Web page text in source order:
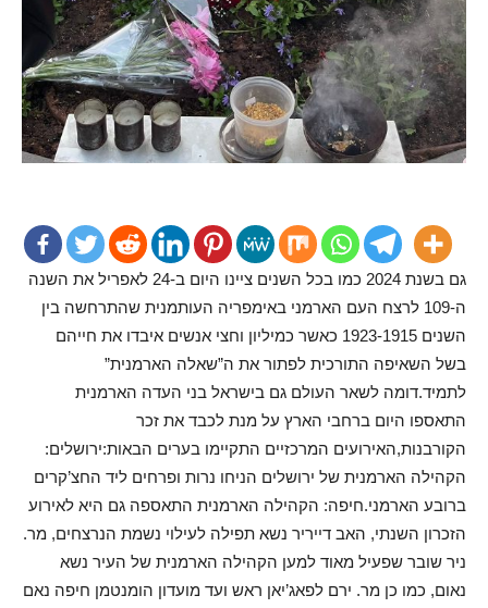
גם בשנת 2024 כמו בכל השנים ציינו היום ב-24 לאפריל את השנה
ה-109 לרצח העם הארמני באימפריה העותמנית שהתרחשה בין
השנים 1923-1915 כאשר כמיליון וחצי אנשים איבדו את חייהם
בשל השאיפה התורכית לפתור את ה”שאלה הארמנית”
לתמיד.דומה לשאר העולם גם בישראל בני העדה הארמנית
התאספו היום ברחבי הארץ על מנת לכבד את זכר
הקורבנות,האירועים המרכזיים התקיימו בערים הבאות:ירושלים:
הקהילה הארמנית של ירושלים הניחו נרות ופרחים ליד החצ’קרים
ברובע הארמני.חיפה: הקהילה הארמנית התאספה גם היא לאירוע
הזכרון השנתי, האב דייריר נשא תפילה לעילוי נשמת הנרצחים, מר.
ניר שובר שפעיל מאוד למען הקהילה הארמנית של העיר נשא
נאום, כמו כן מר. ירם לפאג’יאן ראש ועד מועדון הומנטמן חיפה נאם